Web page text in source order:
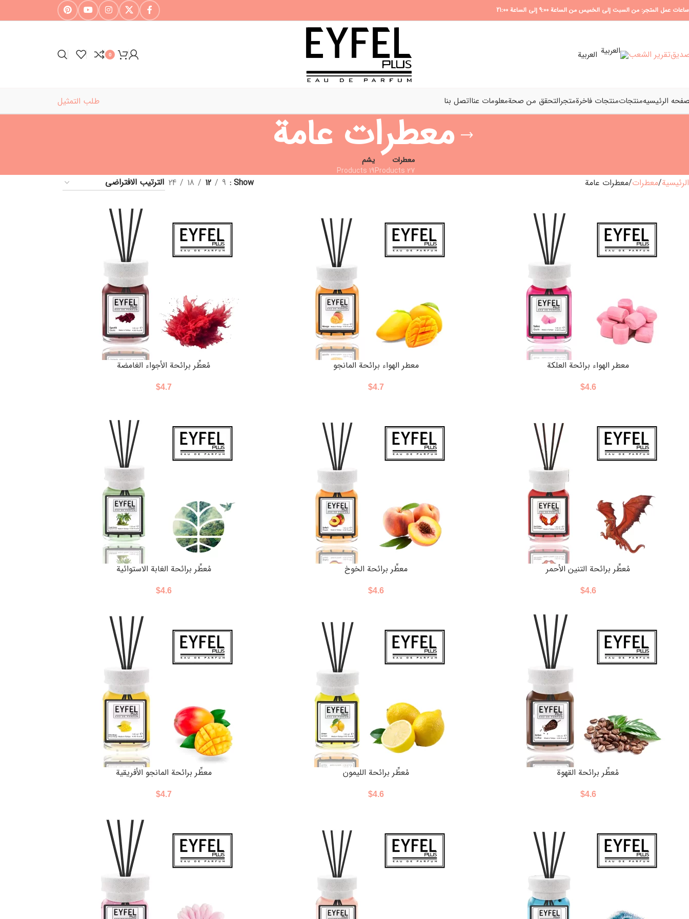
ساعات عمل المتجر: من السبت إلى الخميس من الساعة 9:00 إلى الساعة 21:00
تقرير الشعب العربية 0
الرئیسیهمنتجاتمنتجات فاخرةمتجرالتحقق من صحةمعلومات عنااتصل بنا طلب التمثيل
معطرات عامة
معطرات
27 Products
يشم
19 Products
الرئيسية معطرات معطرات عامة Show
9
12
18
24
معطر الهواء برائحة العلكة
$4.6
معطر الهواء برائحة المانجو
$4.7
مُعطِّر برائحة الأجواء الغامضة
$4.7
مُعطِّر برائحة التنين الأحمر
$4.6
معطِّر برائحة الخوخ
$4.6
مُعطِّر برائحة الغابة الاستوائية
$4.6
مُعطِّر برائحة القهوة
$4.6
مُعطِّر برائحة الليمون
$4.6
معطِّر برائحة المانجو الأفريقية
$4.7